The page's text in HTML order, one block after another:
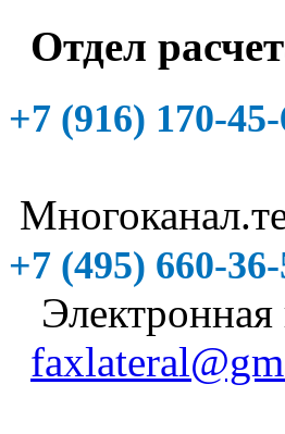
Отдел
+7 (916) 170-
+7 (495) 660-
Электронная